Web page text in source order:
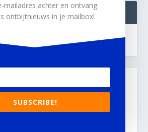
mailadres achter en ontvang
ontbijtnieuws in je mailbox!
SUBSCRIBE!